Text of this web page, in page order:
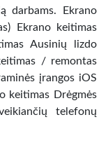
darbams. Ekrano
Ekrano keitimas
Ausinių lizdo
/ remontas
įrangos iOS
keitimas Drėgmės
telefonų